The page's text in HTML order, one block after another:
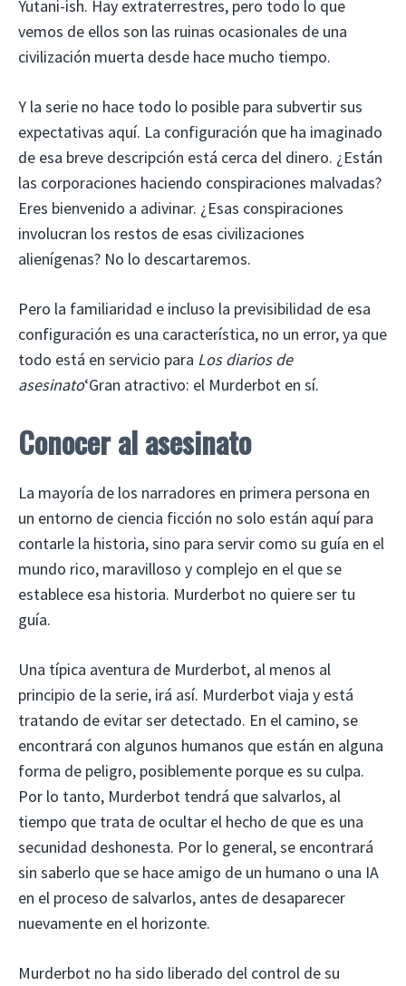
Yutani-ish. Hay extraterrestres, pero todo lo que
vemos de ellos son las ruinas ocasionales de una
civilización muerta desde hace mucho tiempo.
Y la serie no hace todo lo posible para subvertir sus
expectativas aquí. La configuración que ha imaginado
de esa breve descripción está cerca del dinero. ¿Están
las corporaciones haciendo conspiraciones malvadas?
Eres bienvenido a adivinar. ¿Esas conspiraciones
involucran los restos de esas civilizaciones
alienígenas? No lo descartaremos.
Pero la familiaridad e incluso la previsibilidad de esa
configuración es una característica, no un error, ya que
todo está en servicio para Los diarios de
asesinato‘Gran atractivo: el Murderbot en sí.
Conocer al asesinato
La mayoría de los narradores en primera persona en
un entorno de ciencia ficción no solo están aquí para
contarle la historia, sino para servir como su guía en el
mundo rico, maravilloso y complejo en el que se
establece esa historia. Murderbot no quiere ser tu
guía.
Una típica aventura de Murderbot, al menos al
principio de la serie, irá así. Murderbot viaja y está
tratando de evitar ser detectado. En el camino, se
encontrará con algunos humanos que están en alguna
forma de peligro, posiblemente porque es su culpa.
Por lo tanto, Murderbot tendrá que salvarlos, al
tiempo que trata de ocultar el hecho de que es una
secunidad deshonesta. Por lo general, se encontrará
sin saberlo que se hace amigo de un humano o una IA
en el proceso de salvarlos, antes de desaparecer
nuevamente en el horizonte.
Murderbot no ha sido liberado del control de su